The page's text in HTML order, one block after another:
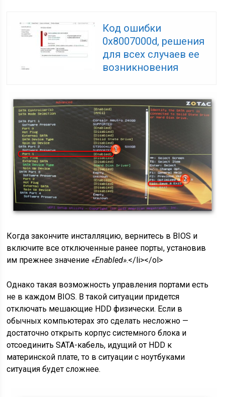
Код ошибки
0x8007000d, решения
для всех случаев ее
возникновения
Когда закончите инсталляцию, вернитесь в BIOS и
включите все отключенные ранее порты, установив
им прежнее значение«Enabled».</li></ol>
Однако такая возможность управления портами есть
не в каждом BIOS. В такой ситуации придется
отключать мешающие HDD физически. Если в
обычных компьютерах это сделать несложно —
достаточно открыть корпус системного блока и
отсоединить SATA-кабель, идущий от HDD к
материнской плате, то в ситуации с ноутбуками
ситуация будет сложнее.